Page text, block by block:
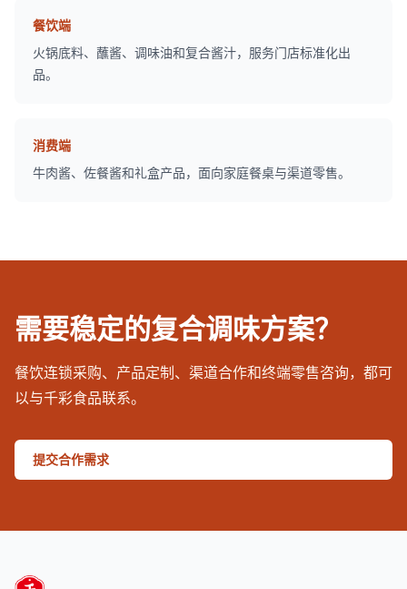
餐饮端
火锅底料、蘸酱、调味油和复合酱汁，服务门店标准化出
品。
消费端
牛肉酱、佐餐酱和礼盒产品，面向家庭餐桌与渠道零售。
需要稳定的复合调味方案？
餐饮连锁采购、产品定制、渠道合作和终端零售咨询，都可
以与千彩食品联系。
提交合作需求